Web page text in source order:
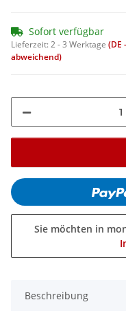
Sofort verfügbar
Lieferzeit:2 - 3 Werktage (DE
abweichend)
Sie möchten in
Beschreibung